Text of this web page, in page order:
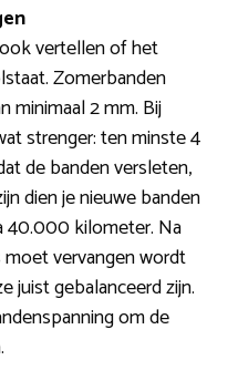
vertellen of het
Zomerbanden
minimaal 2 mm. Bij
strenger: ten minste 4
de banden versleten,
dien je nieuwe banden
40.000 kilometer. Na
vervangen wordt
juist gebalanceerd zijn.
om de